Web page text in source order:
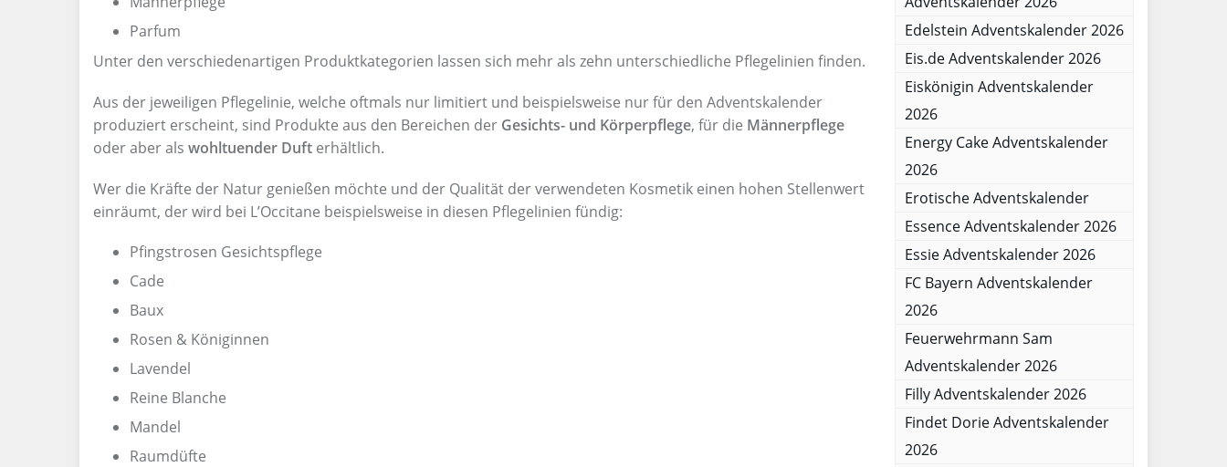
Parfum
Unter den verschiedenartigen Produktkategorien lassen sich mehr als zehn unterschiedliche Pflegelinien finden.
Aus der jeweiligen Pflegelinie, welche oftmals nur limitiert und beispielsweise nur für den Adventskalender
produziert erscheint, sind Produkte aus den Bereichen der Gesichts- und Körperpflege, für die Männerpflege
oder aber als wohltuender Duft erhältlich.
Wer die Kräfte der Natur genießen möchte und der Qualität der verwendeten Kosmetik einen hohen Stellenwert
einräumt, der wird bei L’Occitane beispielsweise in diesen Pflegelinien fündig:
Pfingstrosen Gesichtspflege
Cade
Baux
Rosen & Königinnen
Lavendel
Reine Blanche
Mandel
Raumdüfte
Edelstein Adventskalender 2026
Eis.de Adventskalender 2026
Eiskönigin Adventskalender
2026
Energy Cake Adventskalender
2026
Erotische Adventskalender
Essence Adventskalender 2026
Essie Adventskalender 2026
FC Bayern Adventskalender
2026
Feuerwehrmann Sam
Adventskalender 2026
Filly Adventskalender 2026
Findet Dorie Adventskalender
2026